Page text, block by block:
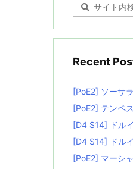
Recent
[PoE2] ソーサ
[PoE2] テンペ
[D4 S14] ドル
[D4 S14] ドル
[PoE2] マーシ